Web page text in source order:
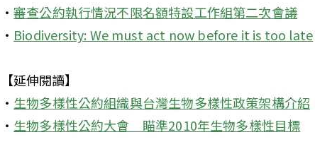
‧ 審查公約執行情況不限名額特設工作組第二次會議
‧ Biodiversity: We must act now before it is too late
【延伸閱讀】
‧ 生物多樣性公約組織與台灣生物多樣性政策架構介紹
‧ 生物多樣性公約大會　瞄準2010年生物多樣性目標